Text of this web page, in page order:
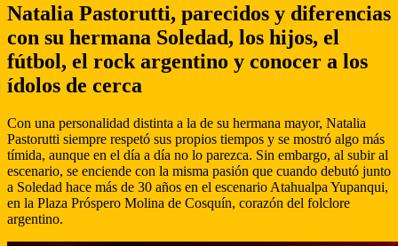
Natalia Pastorutti, parecidos y diferencias
con su hermana Soledad, los hijos, el
fútbol, el rock argentino y conocer a los
ídolos de cerca
Con una personalidad distinta a la de su hermana mayor, Natalia
Pastorutti siempre respetó sus propios tiempos y se mostró algo más
tímida, aunque en el día a día no lo parezca. Sin embargo, al subir al
escenario, se enciende con la misma pasión que cuando debutó junto
a Soledad hace más de 30 años en el escenario Atahualpa Yupanqui,
en la Plaza Próspero Molina de Cosquín, corazón del folclore
argentino.